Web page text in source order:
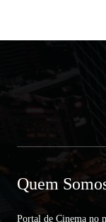
Quem
Portal de Cinema no